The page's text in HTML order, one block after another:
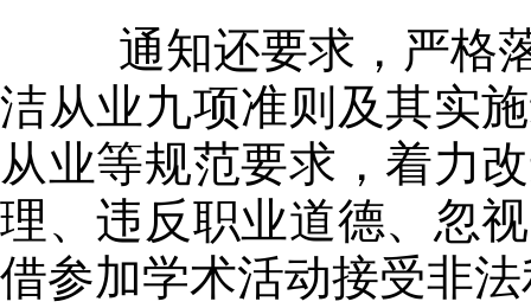
通知还要求 ， 严格
洁从业九项准则及其实
从业等规范要求，着力
理、违反职业道德、忽
借参加学术活动接受非